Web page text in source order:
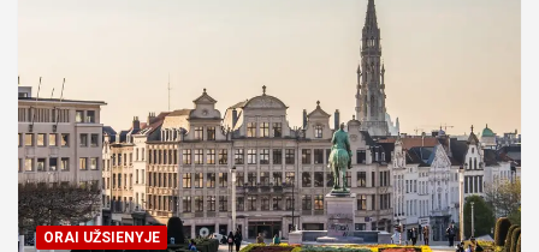
ORAI UŽSIENYJE